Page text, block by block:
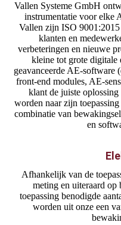
Vallen Systeme GmbH
instrumentatie voor elke
Vallen zijn ISO
klanten en
verbeteringen en nieuwe
kleine tot grote digitale
geavanceerde AE-software
front-end modules, AE-
klant de juiste
worden naar zijn
combinatie van
en
Afhankelijk van de
meting en uiteraard op
toepassing benodigde
worden uit onze een